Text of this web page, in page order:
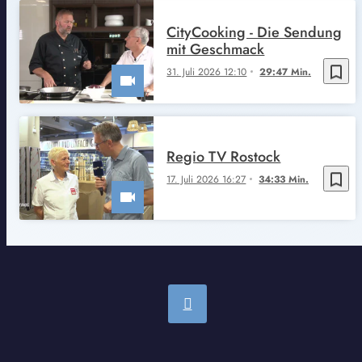
bookmark_border
31. Juli 2026 12:10 29:47 Min.
CityCooking - Die Sendung
mit Geschmack
bookmark_border
17. Juli 2026 16:27 34:33 Min.
Regio TV Rostock